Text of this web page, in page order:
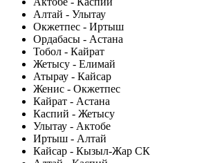
Алтай - Улытау
Окжетпес - Иртыш
Ордабасы - Астана
Тобол - Кайрат
Жетысу - Елимай
Атырау - Кайсар
Женис - Окжетпес
Кайрат - Астана
Каспий - Жетысу
Улытау - Актобе
Иртыш - Алтай
Кайсар - Кызыл-Жар СК